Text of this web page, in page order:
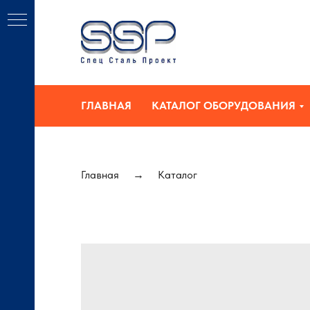
ГЛАВНАЯ КАТАЛОГ ОБОРУДОВАНИЯ
Главная Каталог